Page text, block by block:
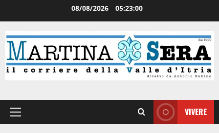
08/08/2026 05:23:00
VIVERE